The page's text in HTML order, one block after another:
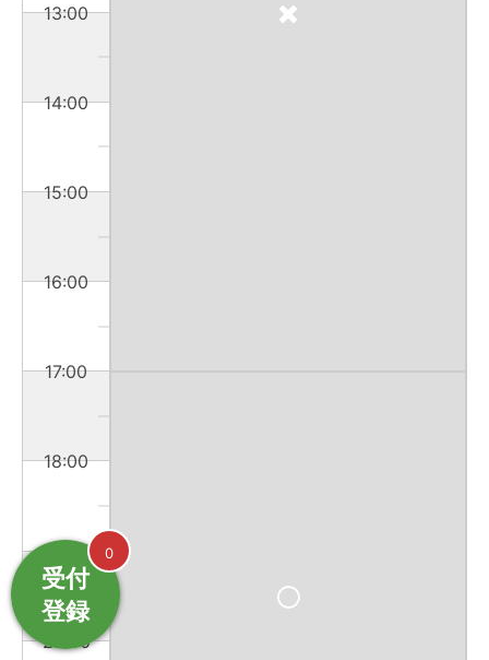
13:00
14:00
15:00
16:00
17:00
18:00
19:00
20:00
0
受付
登録